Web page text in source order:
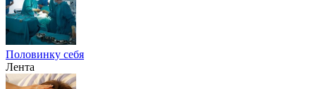
Половинку себя
Лента